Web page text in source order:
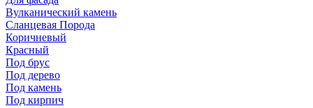
Вулканический камень
Сланцевая Порода
Коричневый
Красный
Под брус
Под дерево
Под камень
Под кирпич